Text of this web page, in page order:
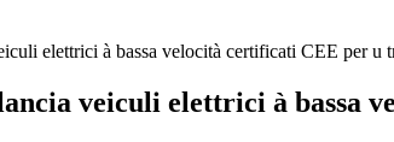
veiculi elettrici à bassa